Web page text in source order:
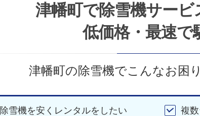
津幡町で除雪機サービ
低価格・最速で
津幡町の除雪機でこんなお困
除雪機を安くレンタルをしたい 複